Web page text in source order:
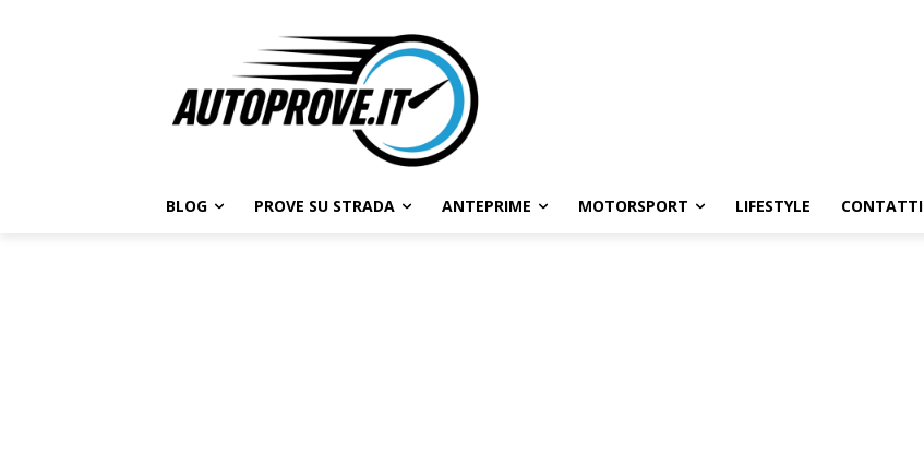
BLOG PROVE SU STRADA ANTEPRIME MOTORSPORT LIFESTYLE CONTATTI